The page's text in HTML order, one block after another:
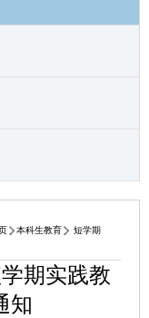
本科生教育 短学期
期实践教
知